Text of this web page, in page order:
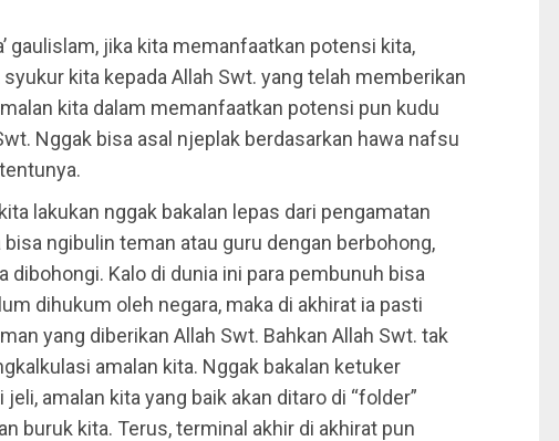
gaulislam, jika kita memanfaatkan potensi kita,
kita kepada Allah Swt. yang telah memberikan
kita dalam memanfaatkan potensi pun kudu
Nggak bisa asal njeplak berdasarkan hawa nafsu
lakukan nggak bakalan lepas dari pengamatan
ngibulin teman atau guru dengan berbohong,
dibohongi. Kalo di dunia ini para pembunuh bisa
dihukum oleh negara, maka di akhirat ia pasti
yang diberikan Allah Swt. Bahkan Allah Swt. tak
amalan kita. Nggak bakalan ketuker
amalan kita yang baik akan ditaro di “folder”
buruk kita. Terus, terminal akhir di akhirat pun